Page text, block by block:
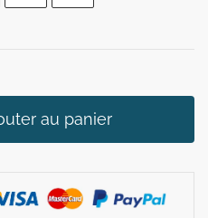
au panier